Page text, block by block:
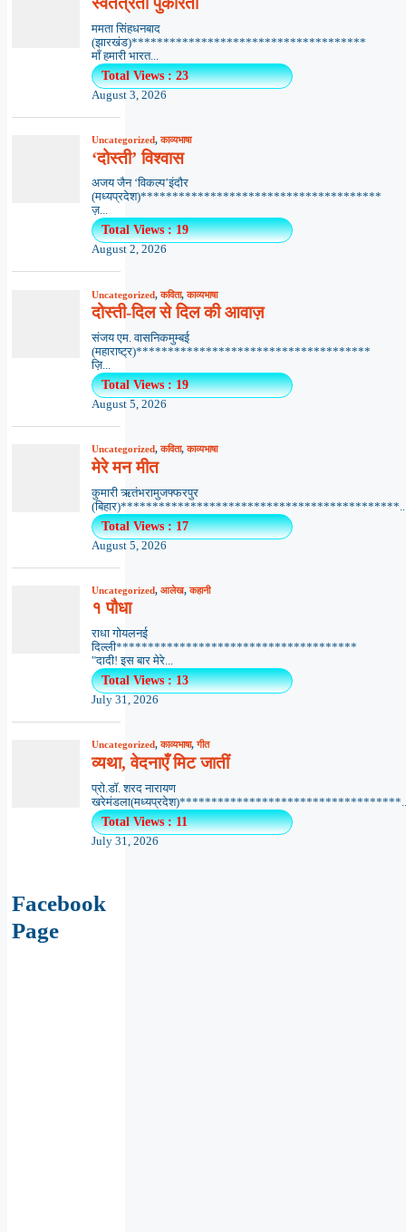
ममता सिंहधनबाद
(झारखंड)*************************************
माँ हमारी भारत...
Total Views : 23
August 3, 2026
Uncategorized,काव्यभाषा
‘दोस्ती’ विश्वास
अजय जैन ‘विकल्प’इंदौर
(मध्यप्रदेश)**************************************
ज़...
Total Views : 19
August 2, 2026
Uncategorized,कविता,काव्यभाषा
दोस्ती-दिल से दिल की आवाज़
संजय एम. वासनिकमुम्बई
(महाराष्ट्र)*************************************
ज़ि...
Total Views : 19
August 5, 2026
Uncategorized,कविता,काव्यभाषा
मेरे मन मीत
कुमारी ऋतंभरामुजफ्फरपुर
Total Views : 17
August 5, 2026
Uncategorized, आलेख,कहानी
१ पौधा
राधा गोयलनई
दिल्ली**************************************
"दादी! इस बार मेरे...
Total Views : 13
July 31, 2026
Uncategorized,काव्यभाषा,गीत
व्यथा, वेदनाएँ मिट जातीं
प्रो.डॉ. शरद नारायण
Total Views : 11
July 31, 2026
Facebook
Page